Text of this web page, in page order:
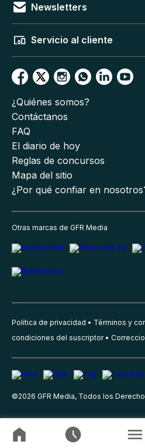
Newsletters
Servicio al cliente
¿Quiénes somos?
Contáctanos
FAQ
El diario de hoy
Reglas de concursos
Mapa del sitio
¿Por qué confiar en
Otras marcas de GFR Media
Política de privacidad Términos y
condiciones del suscriptor
©2026 GFR Media, Todos los